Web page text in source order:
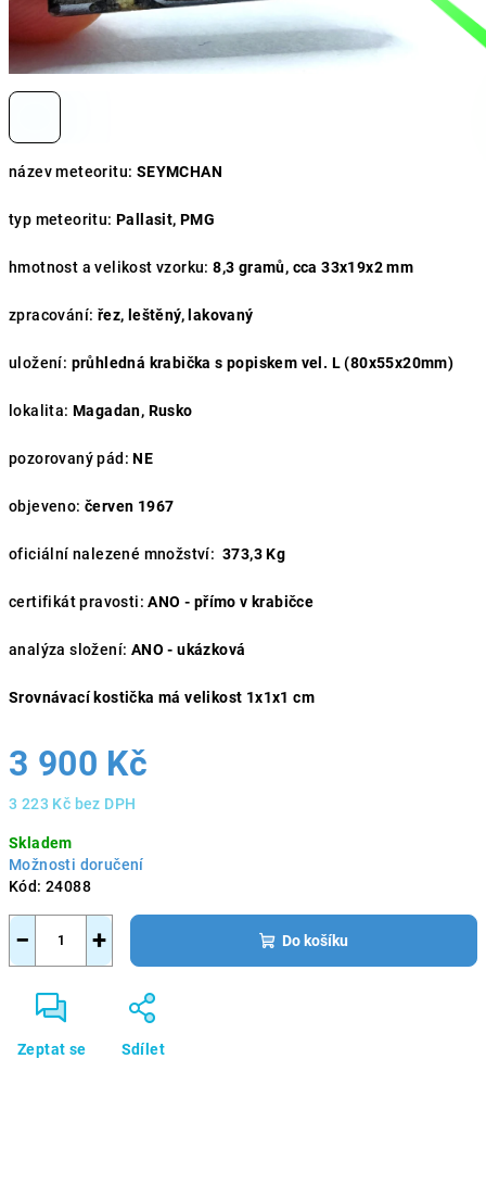
název meteoritu: SEYMCHAN
typ meteoritu: Pallasit, PMG
hmotnost a velikost vzorku: 8,3 gramů, cca 33x19x2 mm
zpracování: řez, leštěný, lakovaný
uložení: průhledná krabička s popiskem vel. L (80x55x20mm)
lokalita: Magadan, Rusko
pozorovaný pád:NE
objeveno: červen 1967
oficiální nalezené množství: 373,3 Kg
certifikát pravosti: ANO - přímo v krabičce
analýza složení: ANO - ukázková
Srovnávací kostička má velikost 1x1x1 cm
3 900 Kč
3 223 Kč bez DPH
cena:
Skladem
Možnosti doručení
Kód: 24088
+
− Do košíku
Zeptat se Sdílet